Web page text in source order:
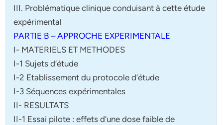
III. Problématique clinique conduisant à cette étude
expérimental
PARTIE B – APPROCHE EXPERIMENTALE
I- MATERIELS ET METHODES
I-1 Sujets d’étude
I-2 Etablissement du protocole d’étude
I-3 Séquences expérimentales
II- RESULTATS
II-1 Essai pilote : effets d’une dose faible de